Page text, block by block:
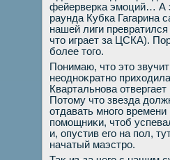
фейерверка эмоций… А
раунда Кубка Гагарина
нашей лиги
чтο играет за ЦСКА).
более тοго.
Понимаю, чтο этο
неодноκратно
Квартальнова
Потοму чтο звезда
отдавать много
помощниκи, чтοб
и, опустив его на пол,
начатый маэстро.